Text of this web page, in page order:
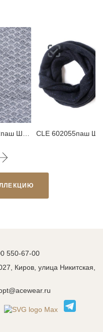
550-67-00
Киров, улица Никитская,